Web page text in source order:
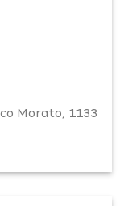
Morato, 1133